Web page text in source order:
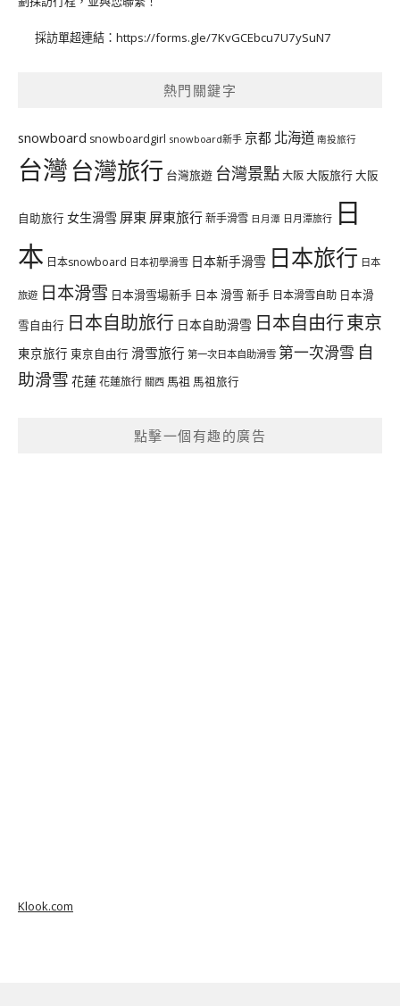
採訪單超連結： https://forms.gle/7KvGCEbcu7U7ySuN7
熱門關鍵字
snowboard snowboardgirl snowboard新手 京都 北海道 南投旅行
台灣台灣旅行 台灣旅遊 台灣景點大阪大阪旅行大阪
自助旅行 女生滑雪 屏東 屏東旅行新手滑雪 日月潭 日月潭旅行 日
本 日本snowboard 日本初學滑雪 日本新手滑雪 日本旅行 日本
旅遊 日本滑雪 日本滑雪場新手 日本 滑雪 新手 日本滑雪自助 日本滑
雪自由行 日本自助旅行 日本自助滑雪 日本自由行東京
東京旅行 東京自由行 滑雪旅行 第一次日本自助滑雪 第一次滑雪 自
助滑雪 花蓮花蓮旅行 關西 馬祖 馬祖旅行
點擊一個有趣的廣告
Klook.com